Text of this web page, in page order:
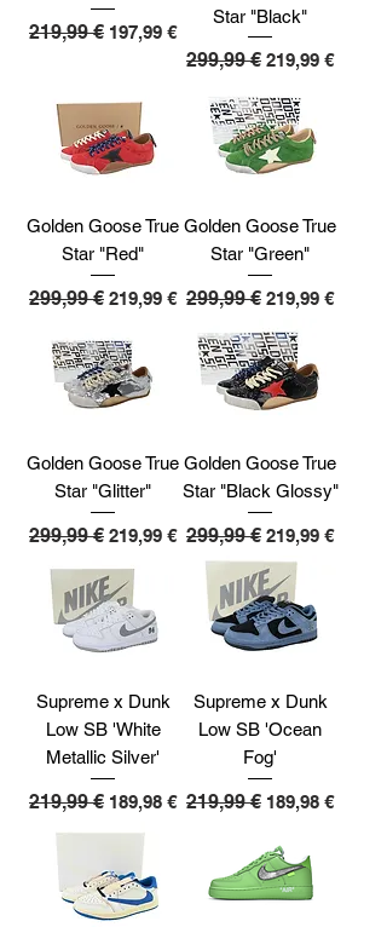
Precio
219,99 € Precio de oferta
197,99 €
Star "Black"
Precio
299,99 € Precio de
219,99 €
Golden Goose True
Star "Red"
Precio
299,99 € Precio de oferta
219,99 €
Golden Goose True
Star "Green"
Precio
299,99 € Precio de
219,99 €
Golden Goose True
Star "Glitter"
Precio
299,99 € Precio de oferta
219,99 €
Golden Goose True
Star "Black Glossy"
Precio
299,99 € Precio de
219,99 €
Supreme x Dunk
Low SB 'White
Metallic Silver'
Precio
219,99 € Precio de oferta
189,98 €
Supreme x Dunk
Low SB 'Ocean
Fog'
Precio
219,99 € Precio de
189,98 €